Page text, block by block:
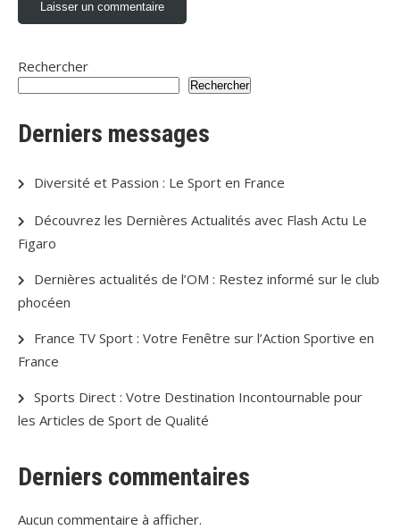
Rechercher
Rechercher
Derniers messages
Diversité et Passion : Le Sport en France
Découvrez les Dernières Actualités avec Flash Actu Le
Figaro
Dernières actualités de l’OM : Restez informé sur le club
phocéen
France TV Sport : Votre Fenêtre sur l’Action Sportive en
France
Sports Direct : Votre Destination Incontournable pour
les Articles de Sport de Qualité
Derniers commentaires
Aucun commentaire à afficher.